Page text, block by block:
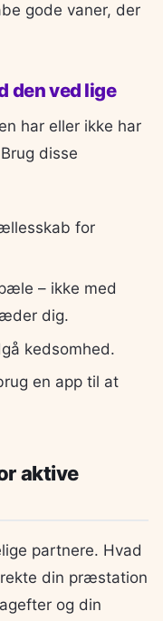
gode vaner, der
den ved lige
har eller ikke har
disse
for
– ikke med
dig.
kedsomhed.
en app til at
aktive
partnere. Hvad
din præstation
og din